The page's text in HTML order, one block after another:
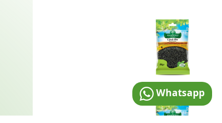
Whatsapp